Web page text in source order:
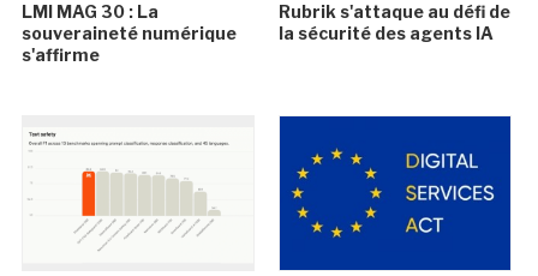
LMI MAG 30 : La
souveraineté numérique
s'affirme
Rubrik s'attaque au défi de
la sécurité des agents IA